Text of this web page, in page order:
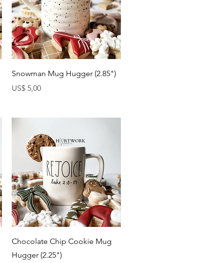
Visualização rápida
Snowman Mug Hugger (2.85")
Preço
US$ 5,00
Visualização rápida
Chocolate Chip Cookie Mug
Hugger (2.25")